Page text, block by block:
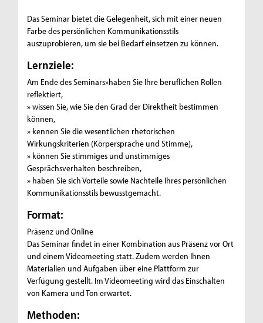
Das Seminar bietet die Gelegenheit, sich mit einer neuen
Farbe des persönlichen Kommunikationsstils
auszuprobieren, um sie bei Bedarf einsetzen zu können.
Lernziele:
Am Ende des Seminars»haben Sie Ihre beruflichen Rollen
reflektiert,
» wissen Sie, wie Sie den Grad der Direktheit bestimmen
können,
» kennen Sie die wesentlichen rhetorischen
Wirkungskriterien (Körpersprache und Stimme),
» können Sie stimmiges und unstimmiges
Gesprächsverhalten beschreiben,
» haben Sie sich Vorteile sowie Nachteile Ihres persönlichen
Kommunikationsstils bewusstgemacht.
Format:
Präsenz und Online
Das Seminar findet in einer Kombination aus Präsenz vor Ort
und einem Videomeeting statt. Zudem werden Ihnen
Materialien und Aufgaben über eine Plattform zur
Verfügung gestellt. Im Videomeeting wird das Einschalten
von Kamera und Ton erwartet.
Methoden: